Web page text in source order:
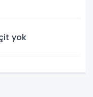
yok